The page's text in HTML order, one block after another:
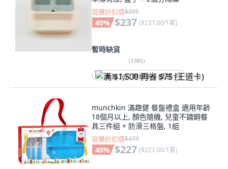
首購折扣價$395
40% $237 ($237.00/1套)
暫時缺貨
(1385)
满 $1,500 再省 $75 (王道卡)
munchkin 滿趣健 餐盤禮盒 適用年齡
18個月以上, 顏色隨機, 兒童不鏽鋼餐
具三件組 + 防滑三格盤, 1組
首購折扣價$379
40% $227 ($227.00/1套)